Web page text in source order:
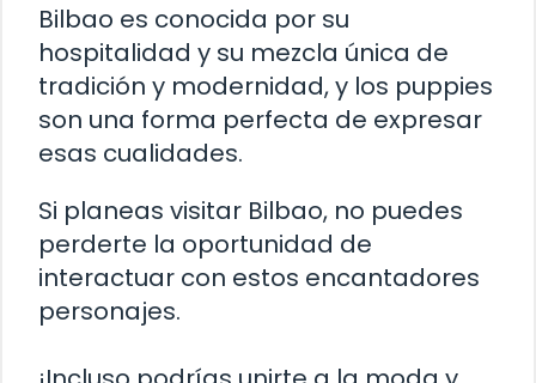
Bilbao es conocida por su
hospitalidad y su mezcla única de
tradición y modernidad, y los puppies
son una forma perfecta de expresar
esas cualidades.
Si planeas visitar Bilbao, no puedes
perderte la oportunidad de
interactuar con estos encantadores
personajes.